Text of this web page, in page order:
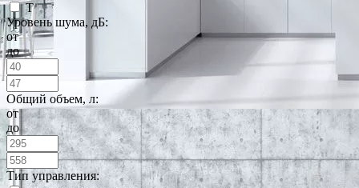
T
Уровень шума, дБ:
от
до
Общий объем, л:
от
до
Тип управления: